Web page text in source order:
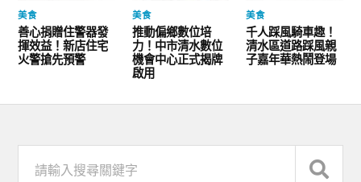
美食
善心捐贈住警器發
揮效益！新店住宅
火警搶先預警
美食
推動偏鄉數位培
力！中市清水數位
機會中心正式揭牌
啟用
美食
千人踩風騎車趣！
清水區道路踩風親
子嘉年華熱鬧登場